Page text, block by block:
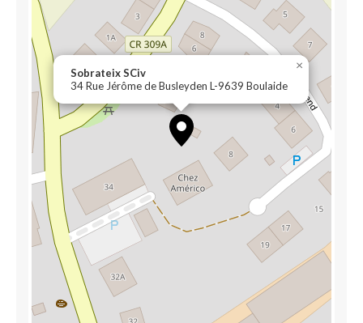
Sobrateix SCiv
34 Rue Jérôme de Busleyden L-9639 Boulaide
×